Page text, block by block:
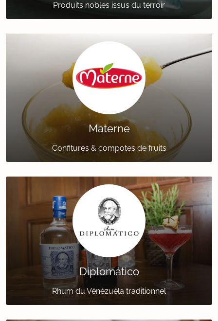
Produits nobles issus du terroir
Materne
Confitures & compotes de fruits
Diplomático
Rhum du Vénézuéla traditionnel